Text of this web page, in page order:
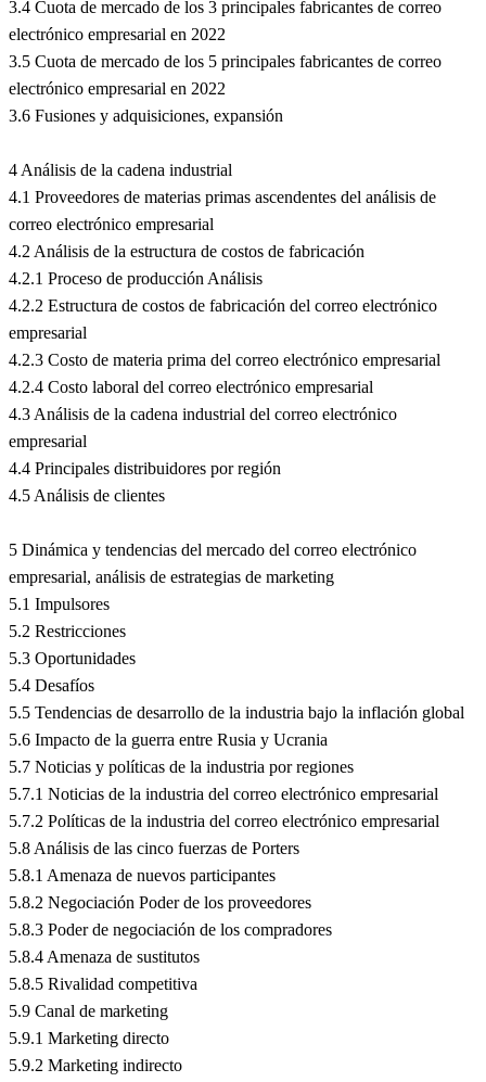
3.4 Cuota de mercado de los 3 principales fabricantes de correo
electrónico empresarial en 2022
3.5 Cuota de mercado de los 5 principales fabricantes de correo
electrónico empresarial en 2022
3.6 Fusiones y adquisiciones, expansión
4 Análisis de la cadena industrial
4.1 Proveedores de materias primas ascendentes del análisis de
correo electrónico empresarial
4.2 Análisis de la estructura de costos de fabricación
4.2.1 Proceso de producción Análisis
4.2.2 Estructura de costos de fabricación del correo electrónico
empresarial
4.2.3 Costo de materia prima del correo electrónico empresarial
4.2.4 Costo laboral del correo electrónico empresarial
4.3 Análisis de la cadena industrial del correo electrónico
empresarial
4.4 Principales distribuidores por región
4.5 Análisis de clientes
5 Dinámica y tendencias del mercado del correo electrónico
empresarial, análisis de estrategias de marketing
5.1 Impulsores
5.2 Restricciones
5.3 Oportunidades
5.4 Desafíos
5.5 Tendencias de desarrollo de la industria bajo la inflación global
5.6 Impacto de la guerra entre Rusia y Ucrania
5.7 Noticias y políticas de la industria por regiones
5.7.1 Noticias de la industria del correo electrónico empresarial
5.7.2 Políticas de la industria del correo electrónico empresarial
5.8 Análisis de las cinco fuerzas de Porters
5.8.1 Amenaza de nuevos participantes
5.8.2 Negociación Poder de los proveedores
5.8.3 Poder de negociación de los compradores
5.8.4 Amenaza de sustitutos
5.8.5 Rivalidad competitiva
5.9 Canal de marketing
5.9.1 Marketing directo
5.9.2 Marketing indirecto